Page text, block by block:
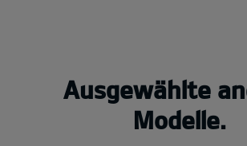
Ausgewählte
Modelle.